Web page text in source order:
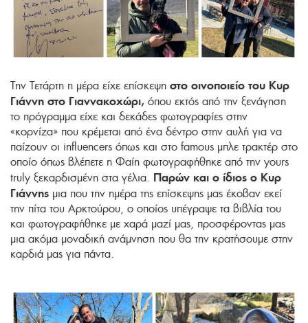
Την Τετάρτη η μέρα είχε επίσκεψη στο οινοποιείο του Κυρ
Γιάννη στο Γιαννακοχώρι, όπου εκτός από την ξενάγηση
το πρόγραμμα είχε και δεκάδες φωτογραφίες στην
«κορνίζα» που κρέμεται από ένα δέντρο στην αυλή για να
παίζουν οι influencers όπως και στο famous μπλε τρακτέρ στο
οποίο όπως βλέπετε η Φαίη φωτογραφήθηκε από την yours
truly ξεκαρδισμένη στα γέλια. Παρών και ο ίδιος ο Κυρ
Γιάννης μια που την ημέρα της επίσκεψης μας έκοβαν εκεί
την πίτα του Αρκτούρου, ο οποίος υπέγραψε τα βιβλία του
και φωτογραφήθηκε με χαρά μαζί μας, προσφέροντας μας
μια ακόμα μοναδική ανάμνηση που θα την κρατήσουμε στην
καρδιά μας για πάντα.